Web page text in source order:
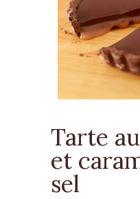
Tarte
et
sel